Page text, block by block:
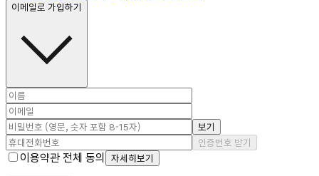
이메일로 가입하기
보기
인증번호 받기
이용약관 전체 동의 자세히보기